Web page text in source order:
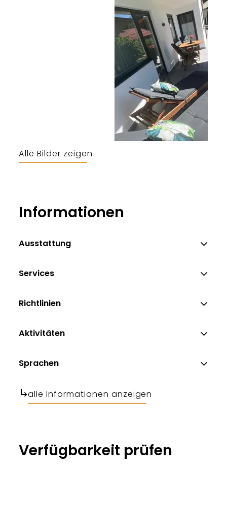
Alle Bilder zeigen
Informationen
Ausstattung
Services
Richtlinien
Aktivitäten
Sprachen
alle Informationen anzeigen
Verfügbarkeit prüfen